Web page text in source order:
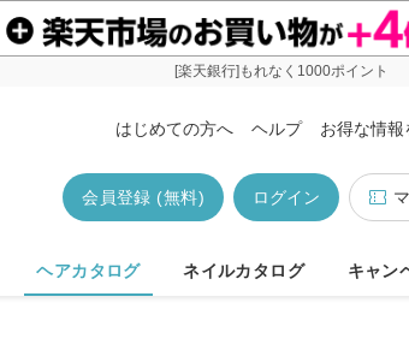
[楽天銀行]もれなく1000ポイント
はじめての方へ ヘルプ お得な情報
ログイン
会員登録 (無料)
ヘアカタログ ネイルカタログ キャン